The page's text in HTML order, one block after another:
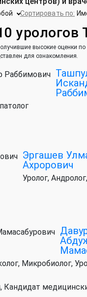
Сортировать по:
урологов
высокие оценки
для ознакомления.
Эргашев
Ахрорович
Уролог,
Микробиолог,
Кандидат